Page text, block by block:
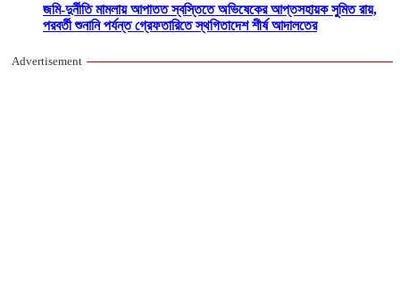
জমি-দুর্নীতি মামলায় আপাতত স্বস্তিতে অভিষেকের আপ্তসহায়ক সুমিত রায়,
পরবর্তী শুনানি পর্যন্ত গ্রেফতারিতে স্থগিতাদেশ শীর্ষ আদালতের
Advertisement